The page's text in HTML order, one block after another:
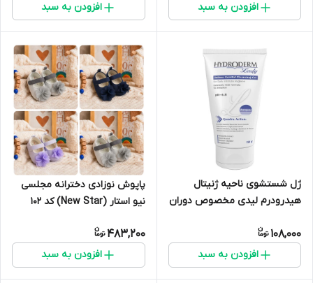
افزودن به سبد افزودن به سبد
ژل شستشوی ناحیه ژنیتال
هیدرودرم لیدی مخصوص دوران
108,000
افزودن به سبد
پاپوش نوزادی دخترانه مجلسی
نیو استار (New Star) کد ۱۰۲
483,200
افزودن به سبد